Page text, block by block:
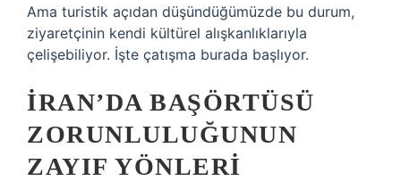
Ama turistik açıdan düşündüğümüzde bu durum,
ziyaretçinin kendi kültürel alışkanlıklarıyla
çelişebiliyor. İşte çatışma burada başlıyor.
İRAN’DA BAŞÖRTÜSÜ
ZORUNLULUĞUNUN
ZAYIF YÖNLERI